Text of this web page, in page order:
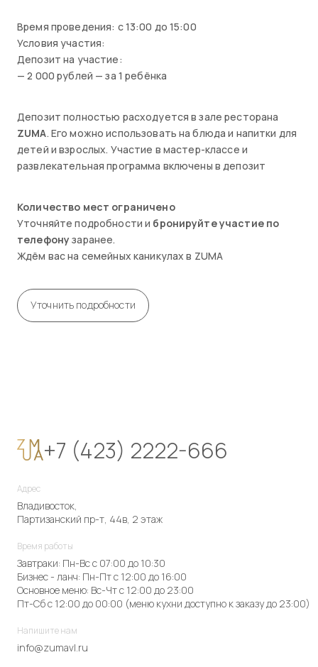
Время проведения: с 13:00 до 15:00
Условия участия:
Депозит на участие:
— 2 000 рублей — за 1 ребёнка
Депозит полностью расходуется в зале ресторана
ZUMA. Его можно использовать на блюда и напитки для
детей и взрослых. Участие в мастер-классе и
развлекательная программа включены в депозит
Количество мест ограничено
Уточняйте подробности и бронируйте участие по
телефону заранее.
Ждём вас на семейных каникулах в ZUMA
Уточнить подробности
+7 (423) 2222-666
Адрес
Владивосток,
Партизанский пр-т, 44в, 2 этаж
Время работы
Завтраки: Пн-Вс с 07:00 до 10:30
Бизнес - ланч: Пн-Пт с 12:00 до 16:00
Основное меню: Вс-Чт с 12:00 до 23:00
Пт-Сб с 12:00 до 00:00 (меню кухни доступно к заказу до 23:00)
Напишите нам
info@zumavl.ru